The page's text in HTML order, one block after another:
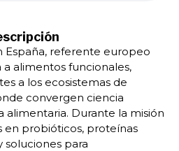
España, referente europeo
alimentos funcionales,
a los ecosistemas de
convergen ciencia
alimentaria. Durante la misión
en probióticos, proteínas
soluciones para